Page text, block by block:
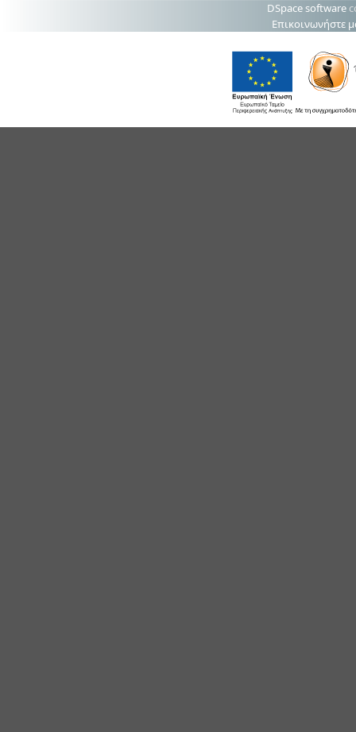
DSpace software
Επικοινωνήστε